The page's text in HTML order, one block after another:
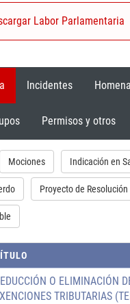
Labor Parlamentaria
Incidentes
Permisos y otros
Mociones Indicación en
Proyecto de Resolución
O ELIMINACIÓN
TRIBUTARIAS